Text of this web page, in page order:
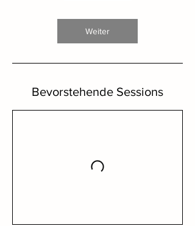
Weiter
Bevorstehende Sessions